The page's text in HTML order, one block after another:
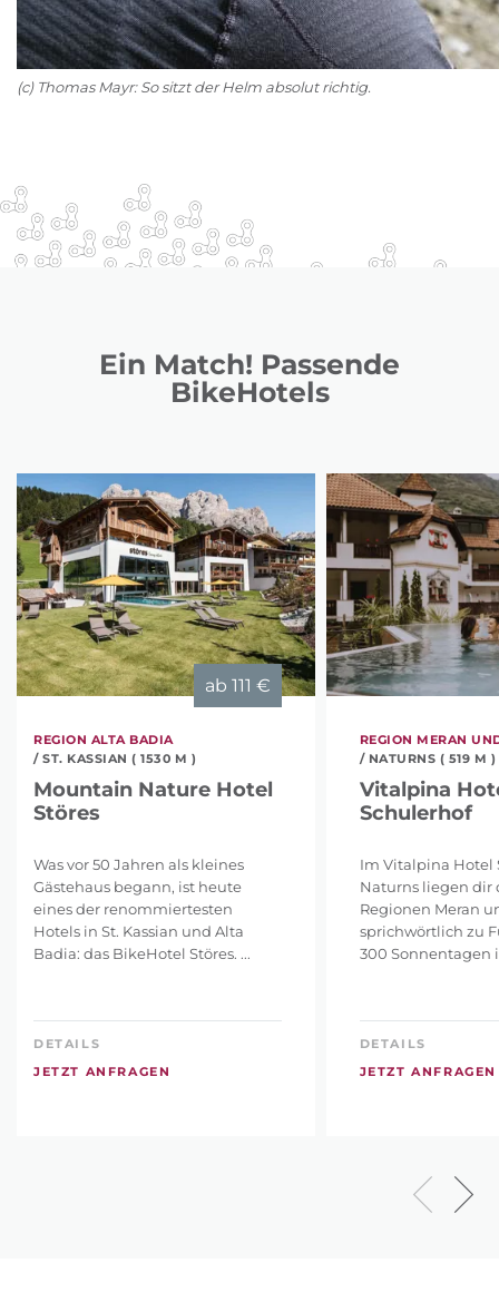
(c) Thomas Mayr: So sitzt der Helm absolut richtig.
Ein Match! Passende
BikeHotels
ab 111 €
REGION ALTA BADIA
/ ST. KASSIAN ( 1530 M )
Mountain Nature Hotel
Störes
Was vor 50 Jahren als kleines
Gästehaus begann, ist heute
eines der renommiertesten
Hotels in St. Kassian und Alta
Badia: das BikeHotel Störes. ...
DETAILS
JETZT ANFRAGEN
REGION MERAN
/ NATURNS ( 519 M )
Vitalpina
Schulerhof
Im Vitalpina Hotel
Naturns liegen dir
Regionen Meran
sprichwörtlich zu
300 Sonnentagen
DETAILS
JETZT ANFRAGEN